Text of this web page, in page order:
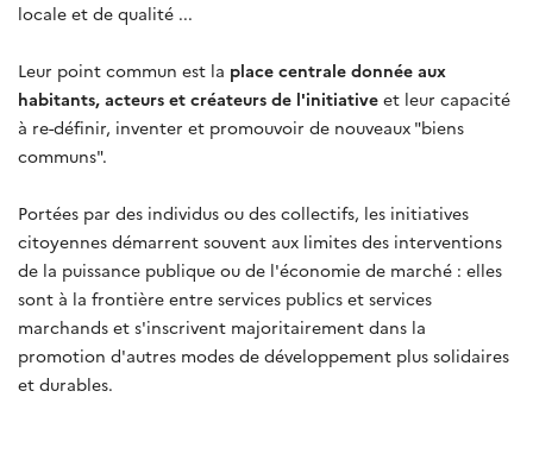
locale et de qualité ...
Leur point commun est la place centrale donnée aux
habitants, acteurs et créateurs de l'initiative et leur capacité
à re-définir, inventer et promouvoir de nouveaux "biens
communs".
Portées par des individus ou des collectifs, les initiatives
citoyennes démarrent souvent aux limites des interventions
de la puissance publique ou de l'économie de marché : elles
sont à la frontière entre services publics et services
marchands et s'inscrivent majoritairement dans la
promotion d'autres modes de développement plus solidaires
et durables.